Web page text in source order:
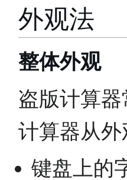
外观法
整体外观
盗版计算
计算器从
键盘上的